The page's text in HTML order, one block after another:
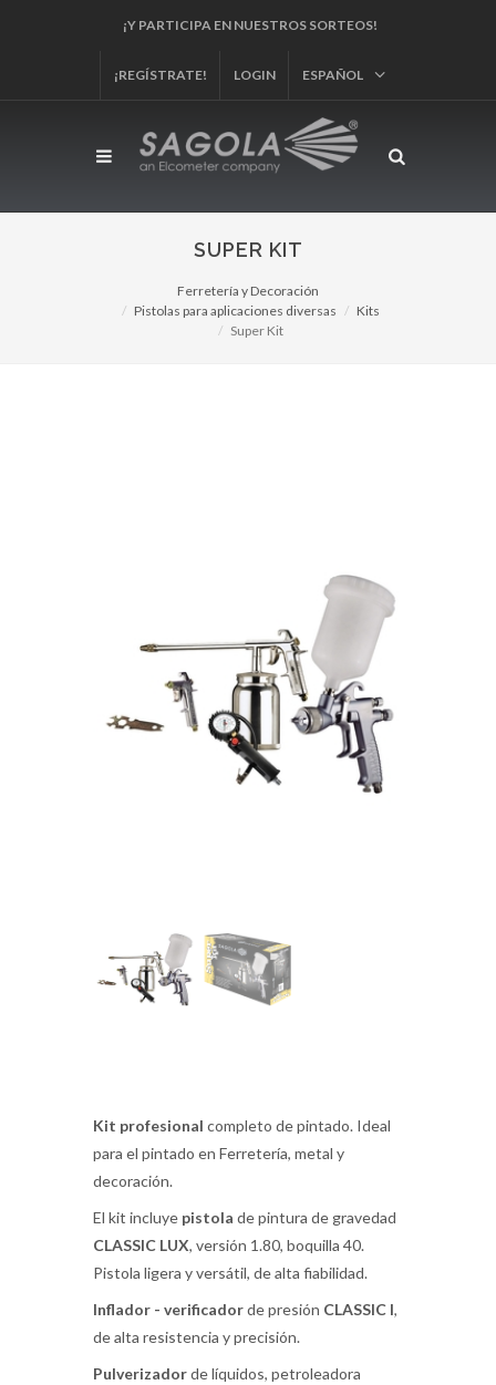
¡Y PARTICIPA EN NUESTROS SORTEOS!
¡REGÍSTRATE! LOGIN ESPAÑOL
SUPER KIT
Ferretería y Decoración
Pistolas para aplicaciones diversas
Kits
Super Kit
Kit profesional completo de pintado. Ideal
para el pintado en Ferretería, metal y
decoración.
El kit incluye pistola de pintura de gravedad
CLASSIC LUX, versión 1.80, boquilla 40.
Pistola ligera y versátil, de alta fiabilidad.
Inflador - verificadorde presión CLASSIC I,
de alta resistencia y precisión.
Pulverizadorde líquidos, petroleadora